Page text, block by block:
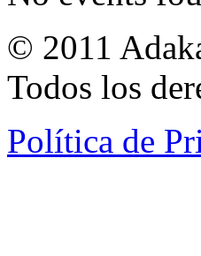
© 2011
Todos los
Política de